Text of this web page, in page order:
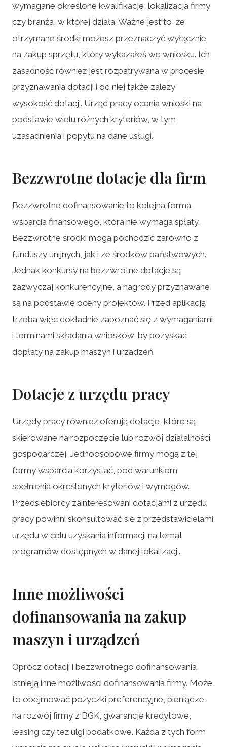
wymagane określone kwalifikacje, lokalizacja firmy
czy branża, w której działa. Ważne jest to, że
otrzymane środki możesz przeznaczyć wyłącznie
na zakup sprzętu, który wykazałeś we wniosku. Ich
zasadność również jest rozpatrywana w procesie
przyznawania dotacji i od niej także zależy
wysokość dotacji. Urząd pracy ocenia wnioski na
podstawie wielu różnych kryteriów, w tym
uzasadnienia i popytu na dane usługi.
Bezzwrotne dotacje dla firm
Bezzwrotne dofinansowanie to kolejna forma
wsparcia finansowego, która nie wymaga spłaty.
Bezzwrotne środki mogą pochodzić zarówno z
funduszy unijnych, jak i ze środków państwowych.
Jednak konkursy na bezzwrotne dotacje są
zazwyczaj konkurencyjne, a nagrody przyznawane
są na podstawie oceny projektów. Przed aplikacją
trzeba więc dokładnie zapoznać się z wymaganiami
i terminami składania wniosków, by pozyskać
dopłaty na zakup maszyn i urządzeń.
Dotacje z urzędu pracy
Urzędy pracy również oferują dotacje, które są
skierowane na rozpoczęcie lub rozwój działalności
gospodarczej. Jednoosobowe firmy mogą z tej
formy wsparcia korzystać, pod warunkiem
spełnienia określonych kryteriów i wymogów.
Przedsiębiorcy zainteresowani dotacjami z urzędu
pracy powinni skonsultować się z przedstawicielami
urzędu w celu uzyskania informacji na temat
programów dostępnych w danej lokalizacji.
Inne możliwości
dofinansowania na zakup
maszyn i urządzeń
Oprócz dotacji i bezzwrotnego dofinansowania,
istnieją inne możliwości dofinansowania firmy. Może
to obejmować pożyczki preferencyjne, pieniądze
na rozwój firmy z BGK, gwarancje kredytowe,
leasing czy też ulgi podatkowe. Każda z tych form